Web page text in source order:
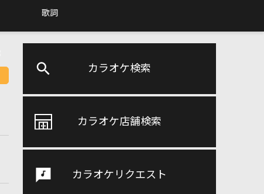
歌詞
カラオケ検索
カラオケ店舗検索
カラオケリクエスト